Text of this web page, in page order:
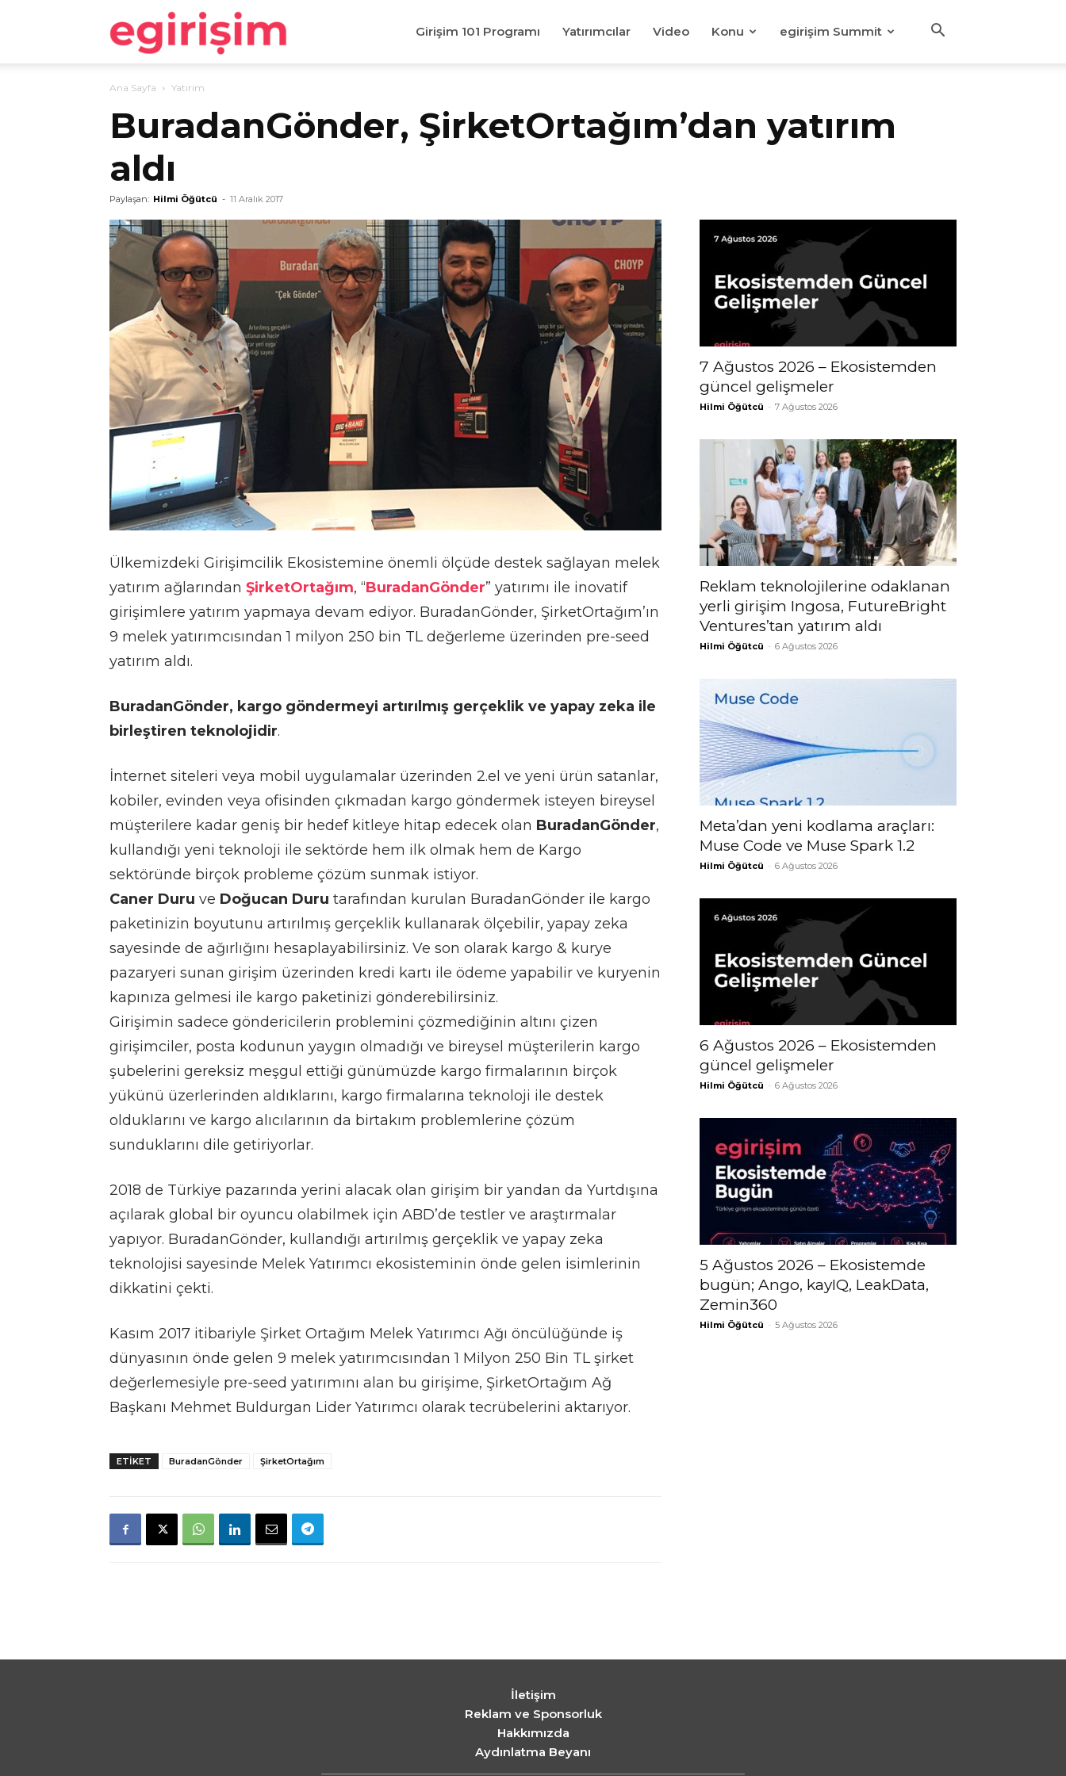
egirişim Girişim 101 Programı Yatırımcılar Video Konu egirişim Summit
Ana Sayfa Yatırım
BuradanGönder, ŞirketOrtağım’dan yatırım
aldı
Paylaşan: Hilmi Öğütcü - 11 Aralık 2017
Ülkemizdeki Girişimcilik Ekosistemine önemli ölçüde destek sağlayan melek
yatırım ağlarından ŞirketOrtağım, “BuradanGönder” yatırımı ile inovatif
girişimlere yatırım yapmaya devam ediyor. BuradanGönder, ŞirketOrtağım’ın
9 melek yatırımcısından 1 milyon 250 bin TL değerleme üzerinden pre-seed
yatırım aldı.
BuradanGönder, kargo göndermeyi artırılmış gerçeklik ve yapay zeka ile
birleştiren teknolojidir.
İnternet siteleri veya mobil uygulamalar üzerinden 2.el ve yeni ürün satanlar,
kobiler, evinden veya ofisinden çıkmadan kargo göndermek isteyen bireysel
müşterilere kadar geniş bir hedef kitleye hitap edecek olan BuradanGönder,
kullandığı yeni teknoloji ile sektörde hem ilk olmak hem de Kargo
sektöründe birçok probleme çözüm sunmak istiyor.
Caner Duru ve Doğucan Duru tarafından kurulan BuradanGönder ile kargo
paketinizin boyutunu artırılmış gerçeklik kullanarak ölçebilir, yapay zeka
sayesinde de ağırlığını hesaplayabilirsiniz. Ve son olarak kargo & kurye
pazaryeri sunan girişim üzerinden kredi kartı ile ödeme yapabilir ve kuryenin
kapınıza gelmesi ile kargo paketinizi gönderebilirsiniz.
Girişimin sadece göndericilerin problemini çözmediğinin altını çizen
girişimciler, posta kodunun yaygın olmadığı ve bireysel müşterilerin kargo
şubelerini gereksiz meşgul ettiği günümüzde kargo firmalarının birçok
yükünü üzerlerinden aldıklarını, kargo firmalarına teknoloji ile destek
olduklarını ve kargo alıcılarının da birtakım problemlerine çözüm
sunduklarını dile getiriyorlar.
2018 de Türkiye pazarında yerini alacak olan girişim bir yandan da Yurtdışına
açılarak global bir oyuncu olabilmek için ABD’de testler ve araştırmalar
yapıyor. BuradanGönder, kullandığı artırılmış gerçeklik ve yapay zeka
teknolojisi sayesinde Melek Yatırımcı ekosisteminin önde gelen isimlerinin
dikkatini çekti.
Kasım 2017 itibariyle Şirket Ortağım Melek Yatırımcı Ağı öncülüğünde iş
dünyasının önde gelen 9 melek yatırımcısından 1 Milyon 250 Bin TL şirket
değerlemesiyle pre-seed yatırımını alan bu girişime, ŞirketOrtağım Ağ
Başkanı Mehmet Buldurgan Lider Yatırımcı olarak tecrübelerini aktarıyor.
ETIKET BuradanGönder ŞirketOrtağım
7 Ağustos 2026 – Ekosistemden
güncel gelişmeler
Hilmi Öğütcü - 7 Ağustos 2026
Reklam teknolojilerine odaklanan
yerli girişim Ingosa, FutureBright
Ventures’tan yatırım aldı
Hilmi Öğütcü - 6 Ağustos 2026
Meta’dan yeni kodlama araçları:
Muse Code ve Muse Spark 1.2
Hilmi Öğütcü - 6 Ağustos 2026
6 Ağustos 2026 – Ekosistemden
güncel gelişmeler
Hilmi Öğütcü - 6 Ağustos 2026
5 Ağustos 2026 – Ekosistemde
bugün; Ango, kayIQ, LeakData,
Zemin360
Hilmi Öğütcü - 5 Ağustos 2026
İletişim
Reklam ve Sponsorluk
Hakkımızda
Aydınlatma Beyanı